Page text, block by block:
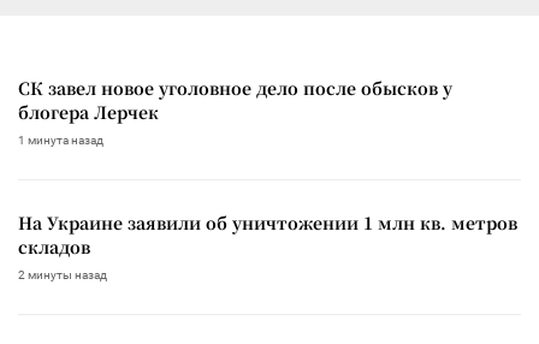
СК завел новое уголовное дело после обысков у
блогера Лерчек
1 минута назад
На Украине заявили об уничтожении 1 млн кв. метров
складов
2 минуты назад